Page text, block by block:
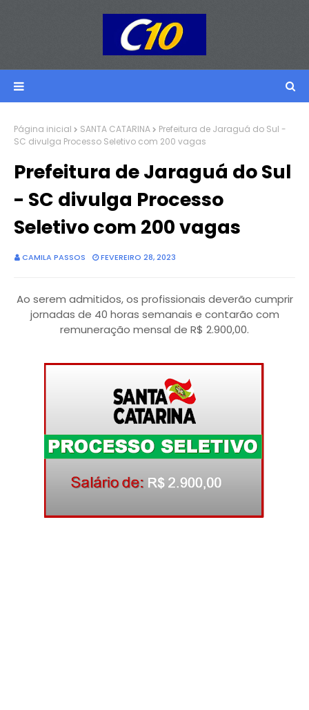
Página inicial SANTA CATARINA
Prefeitura de Jaraguá do Sul -
SC divulga Processo Seletivo com 200 vagas
Prefeitura de Jaraguá do Sul
- SC divulga Processo
Seletivo com 200 vagas
CAMILA PASSOS FEVEREIRO 28, 2023
Ao serem admitidos, os profissionais deverão cumprir
jornadas de 40 horas semanais e contarão com
remuneração mensal de R$ 2.900,00.